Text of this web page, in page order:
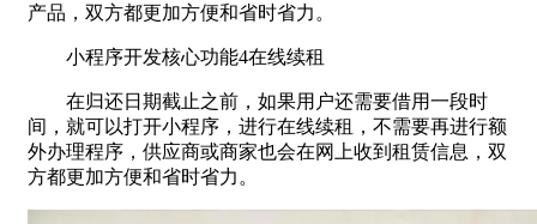
产品，双方都更加方便和省时省力。
小程序开发核心功能4在线续租
在归还日期截止之前，如果用户还需要借用一段时
间，就可以打开小程序，进行在线续租，不需要再进行额
外办理程序，供应商或商家也会在网上收到租赁信息，双
方都更加方便和省时省力。